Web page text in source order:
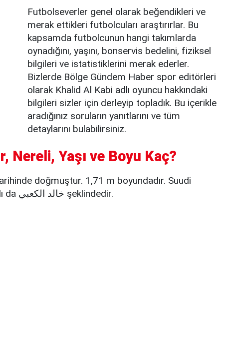
Futbolseverler genel olarak beğendikleri ve
merak ettikleri futbolcuları araştırırlar. Bu
kapsamda futbolcunun hangi takımlarda
oynadığını, yaşını, bonservis bedelini, fiziksel
bilgileri ve istatistiklerini merak ederler.
Bizlerde Bölge Gündem Haber spor editörleri
olarak Khalid Al Kabi adlı oyuncu hakkındaki
bilgileri sizler için derleyip topladık. Bu içerikle
aradığınız soruların yanıtlarını ve tüm
detaylarını bulabilirsiniz.
Nereli, Yaşı ve Boyu Kaç?
doğmuştur. 1,71 m boyundadır. Suudi
Arabistan uyrukludur.Gerçek adı da خالد الكعبي şeklindedir.